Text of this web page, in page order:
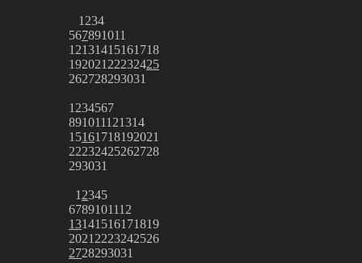
1 234
567891011
12131415161718
192021 22232425
262728293031
1 234567
891011121314
15161718192021
22232425262728
293031
1 2345
6789101112
13141516171819
2021 2223242526
2728293031